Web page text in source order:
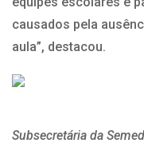
causados pela
aula”, destacou.
Subsecretária da